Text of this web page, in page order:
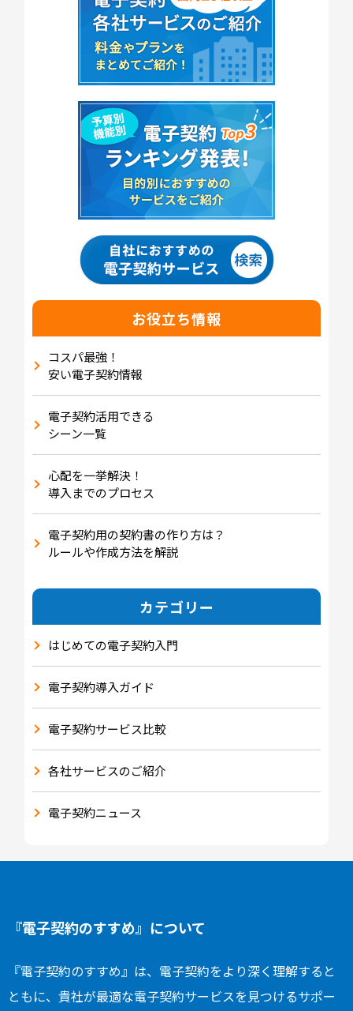
お役立ち情報
コスパ最強！
安い電子契約情報
電子契約活用できる
シーン一覧
心配を一挙解決！
導入までのプロセス
電子契約用の契約書の作り方は？
ルールや作成方法を解説
カテゴリー
はじめての電子契約入門
電子契約導入ガイド
電子契約サービス比較
各社サービスのご紹介
電子契約ニュース
『電子契約のすすめ』について
『電子契約のすすめ』は、電子契約をより深く理解すると
ともに、貴社が最適な電子契約サービスを見つけるサポー